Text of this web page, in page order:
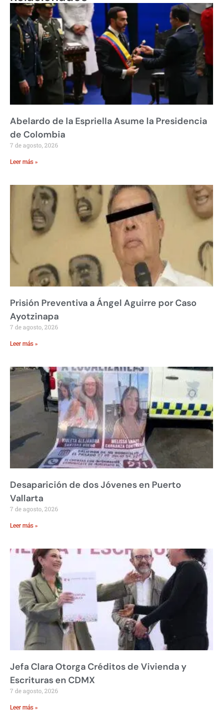
Abelardo de la Espriella Asume la Presidencia
de Colombia
7 de agosto, 2026
Leer más »
Prisión Preventiva a Ángel Aguirre por Caso
Ayotzinapa
7 de agosto, 2026
Leer más »
Desaparición de dos Jóvenes en Puerto
Vallarta
7 de agosto, 2026
Leer más »
Jefa Clara Otorga Créditos de Vivienda y
Escrituras en CDMX
7 de agosto, 2026
Leer más »